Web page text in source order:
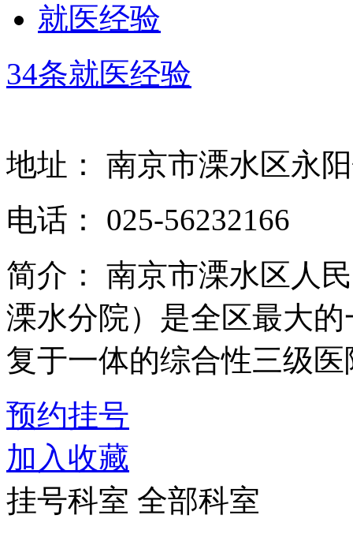
就医经验
34条就医经验
地址：
南京市溧水区永
电话：
025-56232166
简介：
南京市溧水区人
溧水分院）是全区最大
复于一体的综合性三级
预约挂号
加入收藏
挂号科室 全部科室